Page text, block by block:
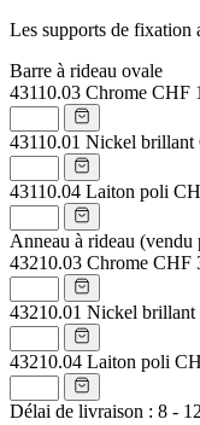
Les supports de fixation
Barre à rideau ovale
43110.03 Chrome CHF
43110.01 Nickel brillant
43110.04 Laiton poli
Anneau à rideau (vendu
43210.03 Chrome CHF
43210.01 Nickel brillant
43210.04 Laiton poli
Délai de livraison : 8 -